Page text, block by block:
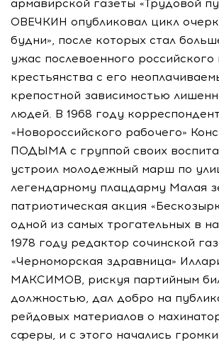
армавирской газеты «Трудовой
ОВЕЧКИН опубликовал цикл
будни», после которых стал
ужас послевоенного российского
крестьянства с его
крепостной зависимостью
людей. В 1968 году корреспондент
«Новороссийского рабочего»
ПОДЫМА с группой своих
устроил молодежный марш по
легендарному плацдарму Малая
патриотическая акция
одной из самых трогательных в
1978 году редактор сочинской
«Черноморская здравница»
МАКСИМОВ, рискуя партийным
должностью, дал добро на
рейдовых материалов о
сферы, и с этого начались